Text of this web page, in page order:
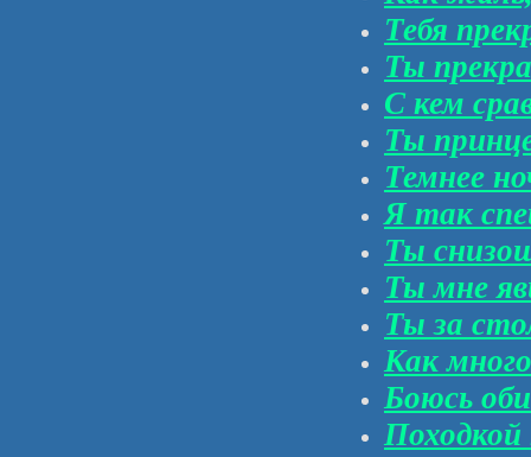
Тебя
Ты
С кем
Ты
Темнее
Я так
Ты
Ты мне
Ты за
Как
Боюсь
Походкой